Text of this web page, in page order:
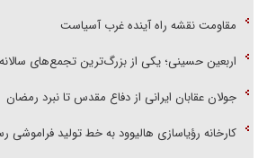
مقاومت نقشه راه آینده غرب آسیاست
اربعین حسینی؛ یکی از بزرگ‌ترین تجمع‌های
جولان عقابان ایرانی از دفاع مقدس تا نبرد رمضان
کارخانه رؤیاسازی هالیوود به خط تولید فراموشی